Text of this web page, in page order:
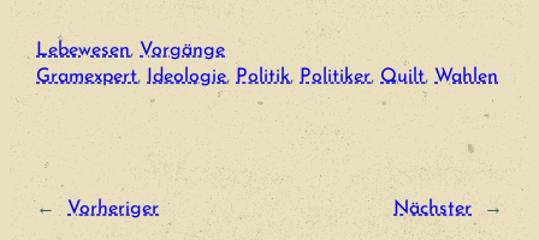
Lebewesen, Vorgänge
Gramexpert, Ideologie, Politik, Politiker, Quilt, Wahlen
← Vorheriger Nächster →